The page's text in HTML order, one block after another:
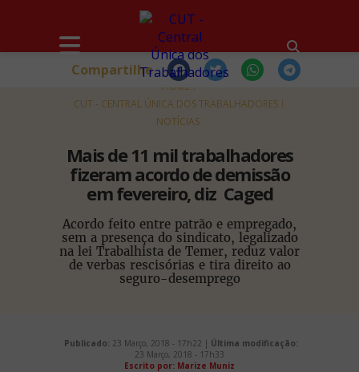
HOME
CUT - CENTRAL ÚNICA DOS TRABALHADORES
NOTÍCIAS
Mais de 11 mil trabalhadores
fizeram acordo de demissão
em fevereiro, diz Caged
Acordo feito entre patrão e empregado,
sem a presença do sindicato, legalizado
na lei Trabalhista de Temer, reduz valor
de verbas rescisórias e tira direito ao
seguro-desemprego
Compartilhe
Publicado: 23 Março, 2018 - 17h22 | Última modificação:
23 Março, 2018 - 17h33
Escrito por: Marize Muniz